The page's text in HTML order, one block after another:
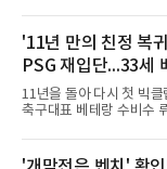
서 프로에 데뷔한 2000년
그는 UD 알메리아(스페
은 대학 무대를 지나 최근
아FC에서 뛰었다. 180㎝
해 서울 구단은 활동량과
균형을 잡아주는 플레이
다.영입 배경은 감독의 축
서울은 화려하지 않아도
에 헌신하는 김민준의 플
'11년 만의 친정 복
PSG 재입단...33세
계약
11년을 돌아 다시 첫 빅
축구대표 베테랑 수비수
10일(한국시간) 애스턴
어온 디뉴를 재영입했다